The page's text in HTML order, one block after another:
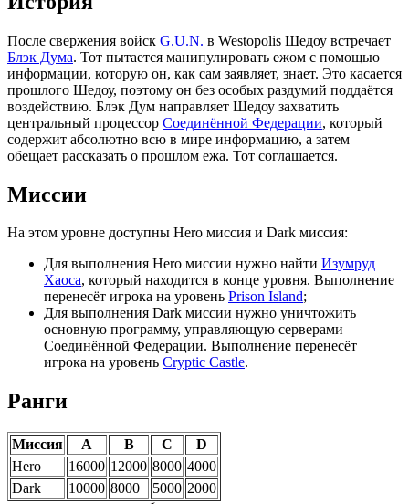
После свержения войск G.U.N. в Westopolis Шедоу встречает
Блэк Дума. Тот пытается манипулировать ежом с помощью
информации, которую он, как сам заявляет, знает. Это касается
прошлого Шедоу, поэтому он без особых раздумий поддаётся
воздействию. Блэк Дум направляет Шедоу захватить
центральный процессор Соединённой Федерации, который
содержит абсолютно всю в мире информацию, а затем
обещает рассказать о прошлом ежа. Тот соглашается.
Миссии
На этом уровне доступны Hero миссия и Dark миссия:
Для выполнения Hero миссии нужно найти Изумруд
Хаоса, который находится в конце уровня. Выполнение
перенесёт игрока на уровень Prison Island;
Для выполнения Dark миссии нужно уничтожить
основную программу, управляющую серверами
Соединённой Федерации. Выполнение перенесёт
игрока на уровень Cryptic Castle.
Ранги
Миссия A B C
D
Hero
16000 12000 8000 4000
Dark
10000 8000 5000 2000